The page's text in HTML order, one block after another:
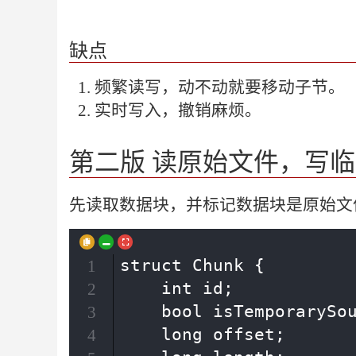
缺点
频繁读写，动不动就要移动子节。
实时写入，撤销麻烦。
第二版 读原始文件，写
先读取数据块，并标记数据块是原始文
struct Chunk {
    int id;
bool
    long offset;
1
2
3
4